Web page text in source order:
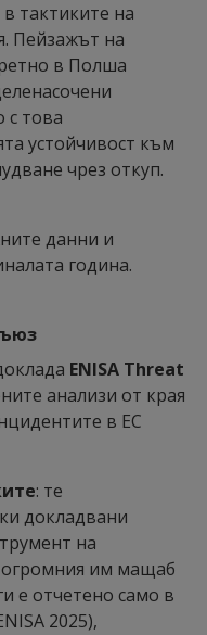
тактиките на
Пейзажът на
в Полша
с това
устойчивост към
чрез откуп.
данни и
година.
ENISA Threat
анализи от края
в ЕС
: те
докладвани
на
огромния им мащаб
е отчетено само в
2025),